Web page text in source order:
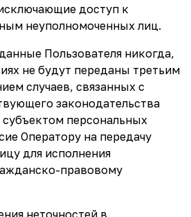
доступ к
неуполномоченных лиц.
Пользователя никогда,
не будут переданы третьим
случаев, связанных с
законодательства
субъектом персональных
Оператору на передачу
для исполнения
правовому
неточностей в